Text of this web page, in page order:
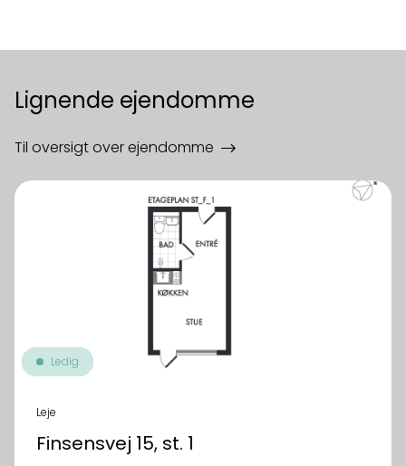
Lignende ejendomme
Til oversigt over ejendomme
Ledig
Leje
Finsensvej 15, st. 1